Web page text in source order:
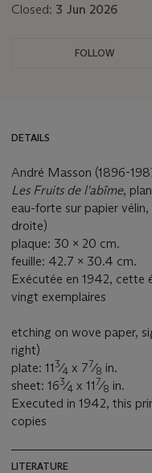
Closed: 3 Jun 2026
FOLLOW
DETAILS
André Masson (1896-
Les Fruits de l'abîme,
eau-forte sur papier
droite)
plaque: 30 x 20 cm.
feuille: 42.7 x 30.4 cm.
Exécutée en 1942, cette
vingt exemplaires
etching on wove paper,
right)
plate: 113⁄4 x 77⁄8 in.
sheet: 163⁄4 x 11 7⁄8 in.
Executed in 1942, this
copies
LITERATURE